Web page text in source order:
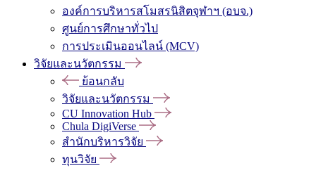
องค์การบริหารสโมสรนิสิตจุฬาฯ (อบจ.)
ศูนย์การศึกษาทั่วไป
การประเมินออนไลน์ (MCV)
วิจัยและนวัตกรรม
ย้อนกลับ
วิจัยและนวัตกรรม
CU Innovation Hub
Chula DigiVerse
สำนักบริหารวิจัย
ทุนวิจัย